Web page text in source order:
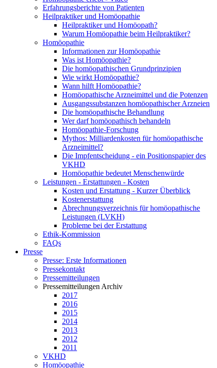
Erfahrungsberichte von Patienten
Heilpraktiker und Homöopathie
Heilpraktiker und Homöopath?
Warum Homöopathie beim Heilpraktiker?
Homöopathie
Informationen zur Homöopathie
Was ist Homöopathie?
Die homöopathischen Grundprinzipien
Wie wirkt Homöopathie?
Wann hilft Homöopathie?
Homöopathische Arzneimittel und die Potenzen
Ausgangssubstanzen homöopathischer Arzneien
Die homöopathische Behandlung
Wer darf homöopathisch behandeln
Homöopathie-Forschung
Mythos: Milliardenkosten für homöopathische
Arzneimittel?
Die Impfentscheidung - ein Positionspapier des
VKHD
Homöopathie bedeutet Menschenwürde
Leistungen - Erstattungen - Kosten
Kosten und Erstattung - Kurzer Überblick
Kostenerstattung
Abrechnungsverzeichnis für homöopathische
Leistungen (LVKH)
Probleme bei der Erstattung
Ethik-Kommission
FAQs
Presse
Presse: Erste Informationen
Pressekontakt
Pressemitteilungen
Pressemitteilungen Archiv
2017
2016
2015
2014
2013
2012
2011
VKHD
Homöopathie